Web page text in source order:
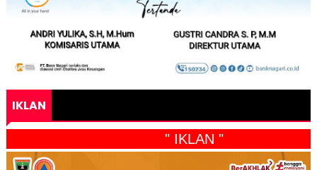
IKLAN
" IKLAN "